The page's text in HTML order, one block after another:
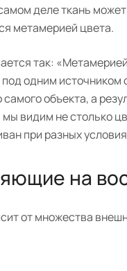
деле ткань
метамерией цвета.
так:
одним источником
объекта, а
видим не столько
при разных
на
от множества